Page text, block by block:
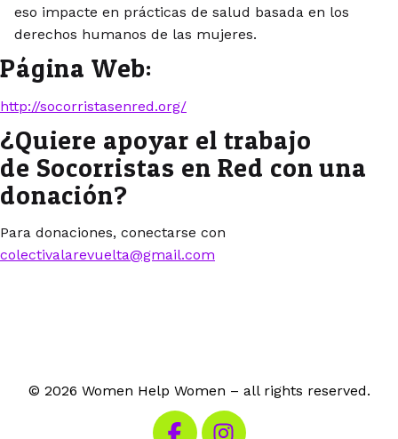
eso impacte en prácticas de salud basada en los
derechos humanos de las mujeres.
Página Web:
http://socorristasenred.org/
¿Quiere apoyar el trabajo
de Socorristas en Red con una
donación?
Para donaciones, conectarse con
colectivalarevuelta@gmail.com
© 2026 Women Help Women – all rights reserved.